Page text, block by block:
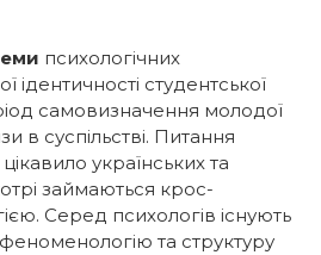
психологічних
ідентичності студентської
самовизначення молодої
в суспільстві. Питання
цікавило українських та
займаються крос-
Серед психологів існують
та структуру